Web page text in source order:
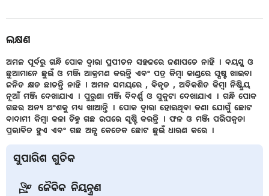
ଲକ୍ଷଣ
ଅମଳ ପୂର୍ବରୁ ଗନ୍ଧି ପୋକ ଦ୍ଵାରା ପ୍ରପୀଡନ ସହଜରେ ଜଣାପଡେ ନାହି । ବୟସ୍କ ଓ
ଛୁଆମାନେ ଛୁଇଁ ଓ ମଞ୍ଜି ଆକ୍ରମଣ କରନ୍ତି ଏବଂ ପତ୍ର କିମ୍ବା କାଣ୍ଡରେ ସ୍ପଷ୍ଟ ଖାଇବା
ଜନିତ କ୍ଷତ ଛାଡନ୍ତି ନାହି । ଅମଳ ସମୟରେ , ବିକୃତ , ଅବିକଶିତ କିମ୍ବା ନିଷ୍କ୍ରିୟ
ନୂଆଁ ମଞ୍ଜି ଦେଖାଯାଏ । ପୁରୁଣା ମଞ୍ଜି ବିବର୍ଣ୍ଣ ଓ ସୁକୁଟା ଦେଖାଯାଏ । ଗନ୍ଧି ପୋକ
ଗଛର ଅନ୍ୟ ଅଂଶକୁ ମଧ୍ୟ ଖାଆନ୍ତି । ପୋକ ଦ୍ଵାରା ହୋଇଥିବା କଣା ଯୋଗୁଁ ଛୋଟ
ବାଦାମୀ କିମ୍ବା କଳା ଚିହ୍ନ ଗଛ ଉପରେ ସୃଷ୍ଟି କରନ୍ତି । ଫଳ ଓ ମଞ୍ଜି ପରିପକ୍ଵତା
ପ୍ରଭାବିତ ହୁଏ ଏବଂ ଗଛ ଅଳ୍ପ କେତେକ ଛୋଟ ଛୁଇଁ ଧାରଣ କରେ ।
ସୁପାରିଶ ଗୁଡିକ
ଜୈବିକ ନିୟନ୍ତ୍ରଣ